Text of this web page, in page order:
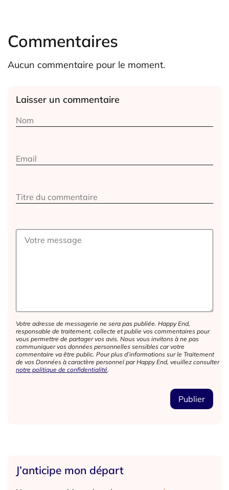
Commentaires
Aucun commentaire pour le moment.
Laisser un commentaire
Votre adresse de messagerie ne sera pas publiée. Happy End,
responsable de traitement, collecte et publie vos commentaires pour
vous permettre de partager vos avis. Nous vous invitons à ne pas
communiquer vos données personnelles sensibles car votre
commentaire va être public. Pour plus d’informations sur le Traitement
de vos Données à caractère personnel par Happy End, veuillez consulter
notre politique de confidentialité.
Alternative:
J’anticipe mon départ